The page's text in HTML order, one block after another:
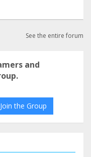
See the entire forum
and
Join the Group